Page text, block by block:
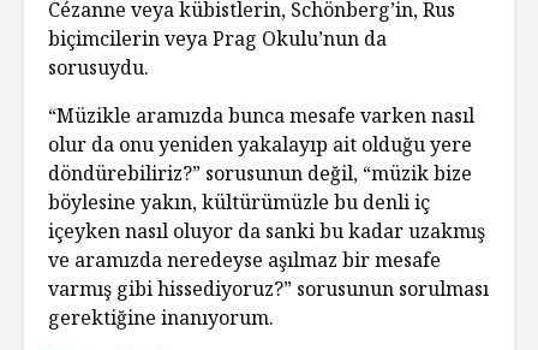
Cézanne veya kübistlerin, Schönberg’in, Rus
biçimcilerin veya Prag Okulu’nun da
sorusuydu.
“Müzikle aramızda bunca mesafe varken nasıl
olur da onu yeniden yakalayıp ait olduğu yere
döndürebiliriz?” sorusunun değil, “müzik bize
böylesine yakın, kültürümüzle bu denli iç
içeyken nasıl oluyor da sanki bu kadar uzakmış
ve aramızda neredeyse aşılmaz bir mesafe
varmış gibi hissediyoruz?” sorusunun sorulması
gerektiğine inanıyorum.